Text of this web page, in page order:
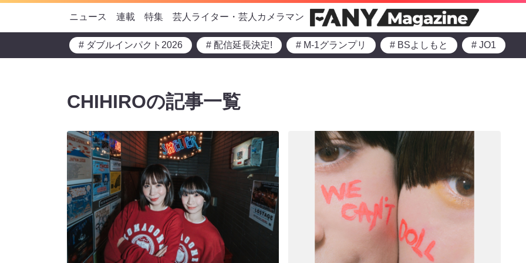
ニュース 連載 特集 芸人ライター・芸人カメラマン
# ダブルインパクト2026 # 配信延長決定! # M-1グランプリ # BSよしもと # JO1
CHIHIROの記事一覧